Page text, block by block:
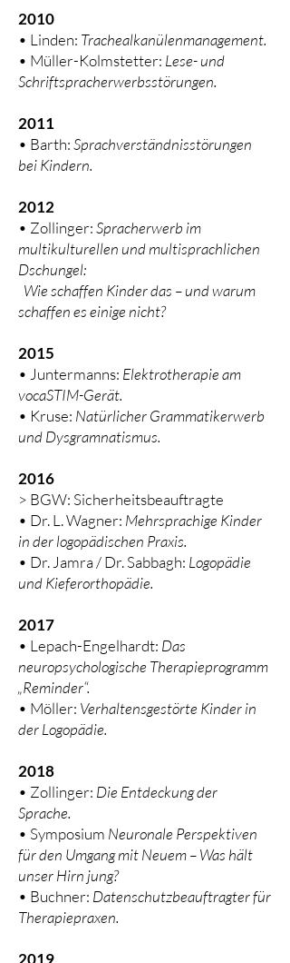
2010
• Linden: Trachealkanülenmanagement.
• Müller-Kolmstetter: Lese- und
Schriftspracherwerbsstörungen.
2011
• Barth:Sprachverständnisstörungen
bei Kindern.
2012
• Zollinger:Spracherwerb im
multikulturellen und multisprachlichen
Dschungel:
Wie schaffen Kinder das – und warum
schaffen es einige nicht?
2015
• Juntermanns: Elektrotherapie am
vocaSTIM-Gerät.
• Kruse: Natürlicher Grammatikerwerb
und Dysgramnatismus.
2016
> BGW: Sicherheitsbeauftragte
• Dr. L. Wagner: Mehrsprachige Kinder
in der logopädischen Praxis.
• Dr. Jamra / Dr. Sabbagh: Logopädie
und Kieferorthopädie.
2017
• Lepach-Engelhardt: Das
neuropsychologische Therapieprogramm
„Reminder“.
• Möller: Verhaltensgestörte Kinder in
der Logopädie.
2018
• Zollinger: Die Entdeckung der
Sprache.
• Symposium Neuronale Perspektiven
für den Umgang mit Neuem – Was hält
unser Hirn jung?
• Buchner: Datenschutzbeauftragter für
Therapiepraxen.
2019